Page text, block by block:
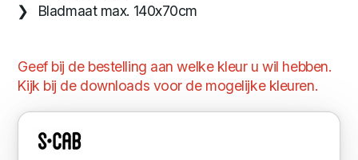
Bladmaat max. 140x70cm
Geef bij de bestelling aan welke kleur u wil hebben.
Kijk bij de downloads voor de mogelijke kleuren.